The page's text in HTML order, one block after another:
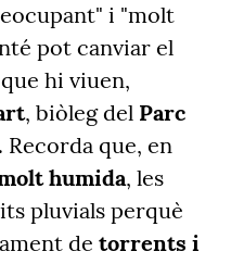
i "molt
pot canviar el
hi viuen,
, biòleg del Parc
. Recorda que, en
humida, les
pluvials perquè
de torrents i